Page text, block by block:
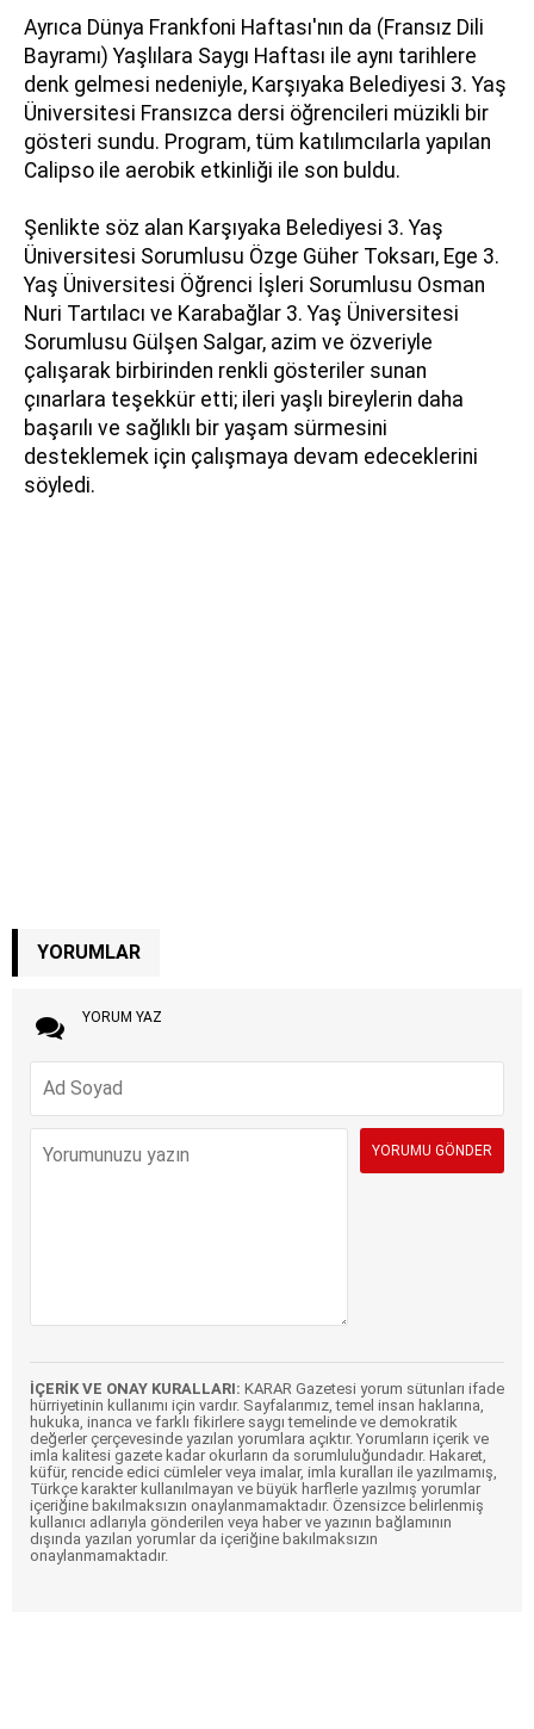
Ayrıca Dünya Frankfoni Haftası'nın da (Fransız Dili
Bayramı) Yaşlılara Saygı Haftası ile aynı tarihlere
denk gelmesi nedeniyle, Karşıyaka Belediyesi 3. Yaş
Üniversitesi Fransızca dersi öğrencileri müzikli bir
gösteri sundu. Program, tüm katılımcılarla yapılan
Calipso ile aerobik etkinliği ile son buldu.
Şenlikte söz alan Karşıyaka Belediyesi 3. Yaş
Üniversitesi Sorumlusu Özge Güher Toksarı, Ege 3.
Yaş Üniversitesi Öğrenci İşleri Sorumlusu Osman
Nuri Tartılacı ve Karabağlar 3. Yaş Üniversitesi
Sorumlusu Gülşen Salgar, azim ve özveriyle
çalışarak birbirinden renkli gösteriler sunan
çınarlara teşekkür etti; ileri yaşlı bireylerin daha
başarılı ve sağlıklı bir yaşam sürmesini
desteklemek için çalışmaya devam edeceklerini
söyledi.
YORUMLAR
YORUM YAZ
İÇERİK VE ONAY KURALLARI: KARAR Gazetesi yorum sütunları ifade
hürriyetinin kullanımı için vardır. Sayfalarımız, temel insan haklarına,
hukuka, inanca ve farklı fikirlere saygı temelinde ve demokratik
değerler çerçevesinde yazılan yorumlara açıktır. Yorumların içerik ve
imla kalitesi gazete kadar okurların da sorumluluğundadır. Hakaret,
küfür, rencide edici cümleler veya imalar, imla kuralları ile yazılmamış,
Türkçe karakter kullanılmayan ve büyük harflerle yazılmış yorumlar
içeriğine bakılmaksızın onaylanmamaktadır. Özensizce belirlenmiş
kullanıcı adlarıyla gönderilen veya haber ve yazının bağlamının
dışında yazılan yorumlar da içeriğine bakılmaksızın
onaylanmamaktadır.